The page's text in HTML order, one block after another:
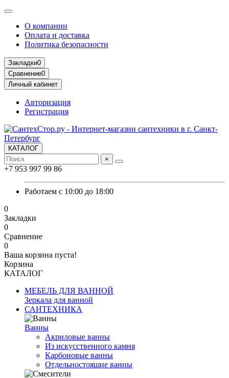
О компании
Оплата и доставка
Политика безопасности
Закладки0
Сравнение0
Личный кабинет
Авторизация
Регистрация
КАТАЛОГ
×
+7 953 997 99 86
Работаем с 10:00 до 18:00
0
Закладки
0
Сравнение
0
Ваша корзина пуста!
Корзина
КАТАЛОГ
МЕБЕЛЬ ДЛЯ ВАННОЙ
Зеркала для ванной
САНТЕХНИКА
Ванны
Акриловые ванны
Из искусственного камня
Карбоновые ванны
Отдельностоящие ванны